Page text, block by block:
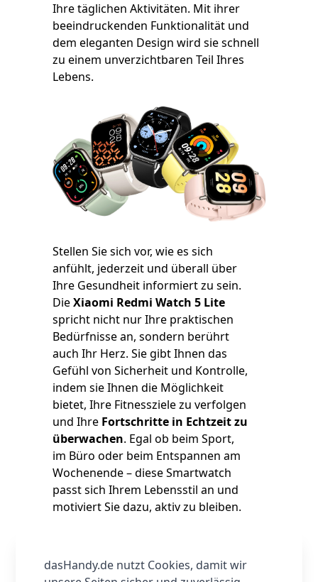
Ihre täglichen Aktivitäten. Mit ihrer
beeindruckenden Funktionalität und
dem eleganten Design wird sie schnell
zu einem unverzichtbaren Teil Ihres
Lebens.
Stellen Sie sich vor, wie es sich
anfühlt, jederzeit und überall über
Ihre Gesundheit informiert zu sein.
DieXiaomi Redmi Watch 5 Lite
spricht nicht nur Ihre praktischen
Bedürfnisse an, sondern berührt
auch Ihr Herz. Sie gibt Ihnen das
Gefühl von Sicherheit und Kontrolle,
indem sie Ihnen die Möglichkeit
bietet, Ihre Fitnessziele zu verfolgen
und Ihre Fortschritte in Echtzeit zu
überwachen. Egal ob beim Sport,
im Büro oder beim Entspannen am
Wochenende – diese Smartwatch
passt sich Ihrem Lebensstil an und
motiviert Sie dazu, aktiv zu bleiben.
Verkaufsargumente der
Xiaomi
Redmi Watch 5 Lite
sind nicht zu
dasHandy.de nutzt Cookies, damit wir